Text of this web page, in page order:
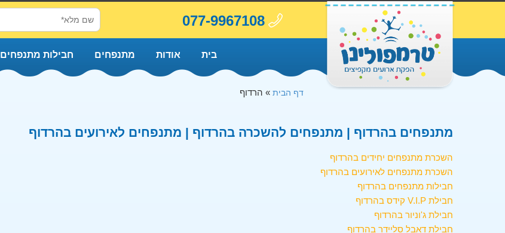
077-9967108
בית אודות מתנפחים חבילות מתנפחים
דף הבית » הרדוף
מתנפחים בהרדוף | מתנפחים להשכרה בהרדוף | מתנפחים לאירועים בהרדוף
השכרת מתנפחים יחידים בהרדוף
השכרת מתנפחים לאירועים בהרדוף
חבילות מתנפחים בהרדוף
חבילת V.I.P קידס בהרדוף
חבילת ג'וניור בהרדוף
חבילת דאבל סליידר בהרדוף